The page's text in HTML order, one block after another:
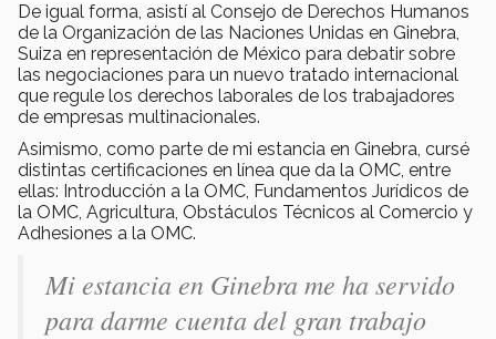
De igual forma, asistí al Consejo de Derechos Humanos
de la Organización de las Naciones Unidas en Ginebra,
Suiza en representación de México para debatir sobre
las negociaciones para un nuevo tratado internacional
que regule los derechos laborales de los trabajadores
de empresas multinacionales.
Asimismo, como parte de mi estancia en Ginebra, cursé
distintas certificaciones en línea que da la OMC, entre
ellas: Introducción a la OMC, Fundamentos Jurídicos de
la OMC, Agricultura, Obstáculos Técnicos al Comercio y
Adhesiones a la OMC.
Mi estancia en Ginebra me ha servido
para darme cuenta del gran trabajo